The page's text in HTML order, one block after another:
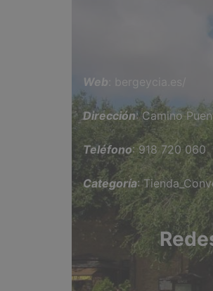
Web : bergeycia.es/
Dirección: Camino
Teléfono: 918 720 060
Categoría: